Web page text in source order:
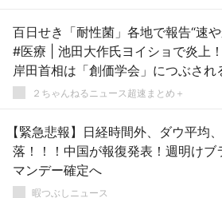
百日せき「耐性菌」各地で報告“速
#医療 | 池田大作氏ヨイショで炎上！旧統一教会をつぶす
岸田首相は「創価学会」につぶされ
２ちゃんねるニュース超速まとめ＋
【緊急悲報】日経時間外、ダウ平均
落！！！中国が報復発表！週明けブ
マンデー確定へ
暇つぶしニュース